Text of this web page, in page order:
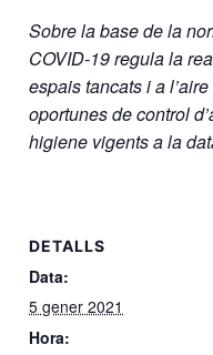
Sobre la base de la
COVID-19 regula la
espais tancats i a
oportunes de control
higiene vigents a la
DETALLS
Data:
5 gener 2021
Hora: